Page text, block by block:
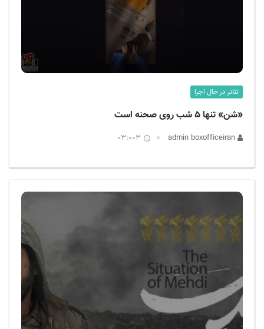
تئاتر در حال اجرا
«شن» تنها ۵ شب روی صحنه است
03:003